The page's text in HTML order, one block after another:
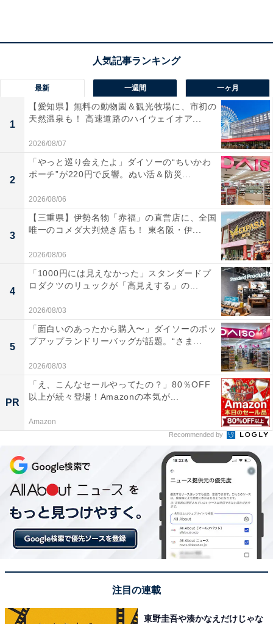
ラッキーポイント……ミルク色、オールインワン、
大きめのバッグ、ファミレス
他の星座の運勢も見る
【6月の運勢】おひつじ座（牡羊座）※今見ている記事
【6月の運勢】おうし座（牡牛座）
【6月の運勢】かに座（蟹座）
【6月の運勢】しし座（獅子座）
【6月の運勢】おとめ座（乙女座）
【6月の運勢】てんびん座（天秤座）
【6月の運勢】さそり座（蠍座）
【6月の運勢】いて座（射手座）
【6月の運勢】やぎ座（山羊座）
【6月の運勢】みずがめ座（水瓶座）
最新 一週間 一ヶ月
1
【愛知県】無料の動物園＆観光牧場に、市初の
天然温泉も！ 高速道路のハイウェイオア...
2026/08/07
2
「やっと巡り会えたよ」ダイソーの“ちいかわ
ポーチ”が220円で反響。ぬい活＆防災...
2026/08/06
3
【三重県】伊勢名物「赤福」の直営店に、全国
唯一のコメダ大判焼き店も！ 東名阪・伊...
2026/08/06
4
「1000円には見えなかった」スタンダードプ
ロダクツのリュックが「高見えする」の...
2026/08/03
5
「面白いのあったから購入〜」ダイソーのポッ
プアップランドリーバッグが話題。“さま...
2026/08/03
PR
「え、こんなセールやってたの？」80％OFF
以上が続々登場！Amazonの本気が...
Amazon
Recommended by
注目の連載
東野圭吾や湊かなえだけじゃな